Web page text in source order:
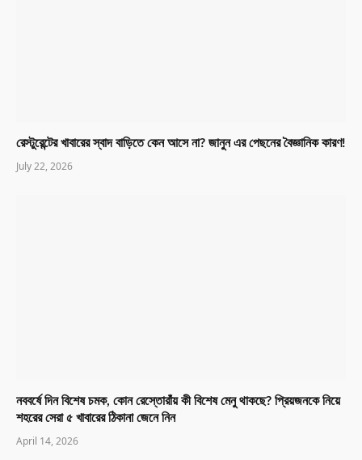
রেস্টুরেন্টের খাবারের স্বাদ বাড়িতে কেন আসে না? জানুন এর পেছনের বৈজ্ঞানিক কারণ!
July 22, 2026
নববর্ষে দিন বিশেষ চমক, কোন রেস্তোরাঁয় কী বিশেষ মেনু থাকছে? প্রিয়জনকে নিয়ে
শহরের সেরা ৫ খাবারের ঠিকানা জেনে নিন
April 14, 2026